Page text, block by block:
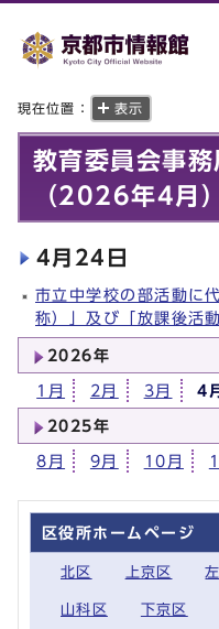
現在位置： 表示
教育委員会事
（2026年4月）
4月24日
市立中学校の部活動に
称）」及び「放課後活
2026年
1月 2月 3月 4
2025年
8月 9月 10月
区役所ホームページ
北区 上京区
山科区 下京区